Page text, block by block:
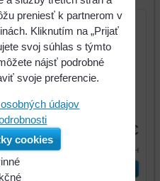
a oceľového
mm
z plastu a oceľového
x 180 x 170 mm
24,17 €
s DPH
ks
preniesť k partnerom v
Kliknutím na „Prijať
svoj súhlas s týmto
nájsť podrobné
svoje preferencie.
údajov
cookies